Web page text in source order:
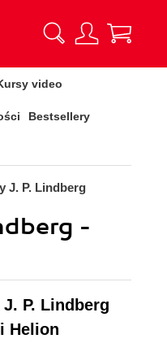
video
Bestsellery
J. P. Lindberg
-
P. Lindberg
Helion